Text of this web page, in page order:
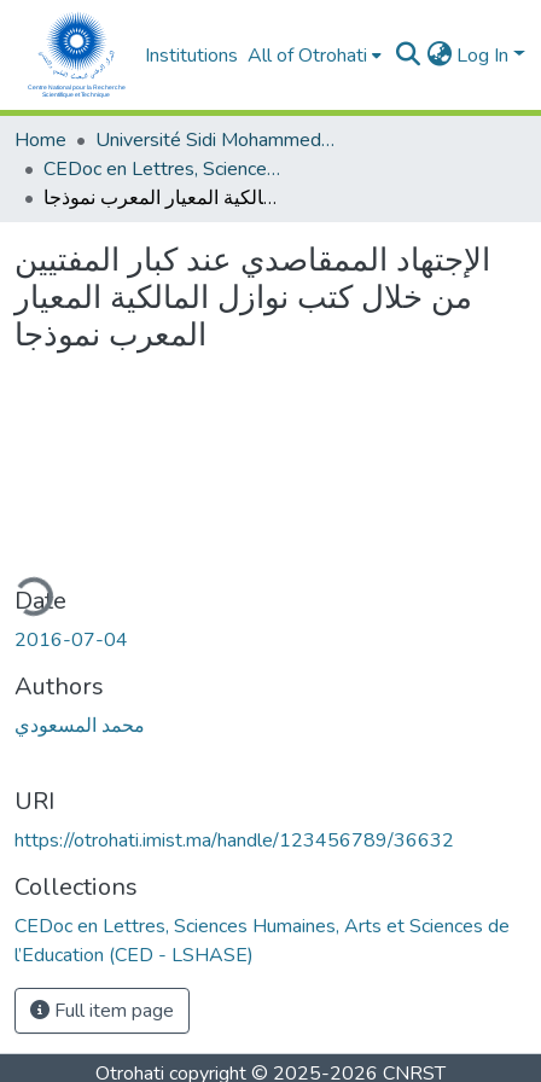
Institutions All of Otrohati Log In
Home
Université Sidi Mohammed Ben Abdellah - Fès
CEDoc en Lettres, Sciences Humaines, Arts et Sciences de l’Education (CED - LSHASE)
الإجتهاد الممقاصدي عند كبار المفتيين من خلال كتب نوازل المالكية المعيار المعرب نموذجا
الإجتهاد الممقاصدي عند كبار المفتيين
من خلال كتب نوازل المالكية المعيار
المعرب نموذجا
Date
2016-07-04
Authors
محمد المسعودي
URI
https://otrohati.imist.ma/handle/123456789/36632
Collections
CEDoc en Lettres, Sciences Humaines, Arts et Sciences de
l’Education (CED - LSHASE)
Full item page
Otrohati copyright © 2025-2026 CNRST